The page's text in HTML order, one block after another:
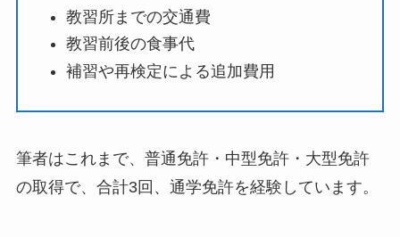
教習所までの交通費
教習前後の食事代
補習や再検定による追加費用
筆者はこれまで、普通免許・中型免許・大型免許
の取得で、合計3回、通学免許を経験しています。